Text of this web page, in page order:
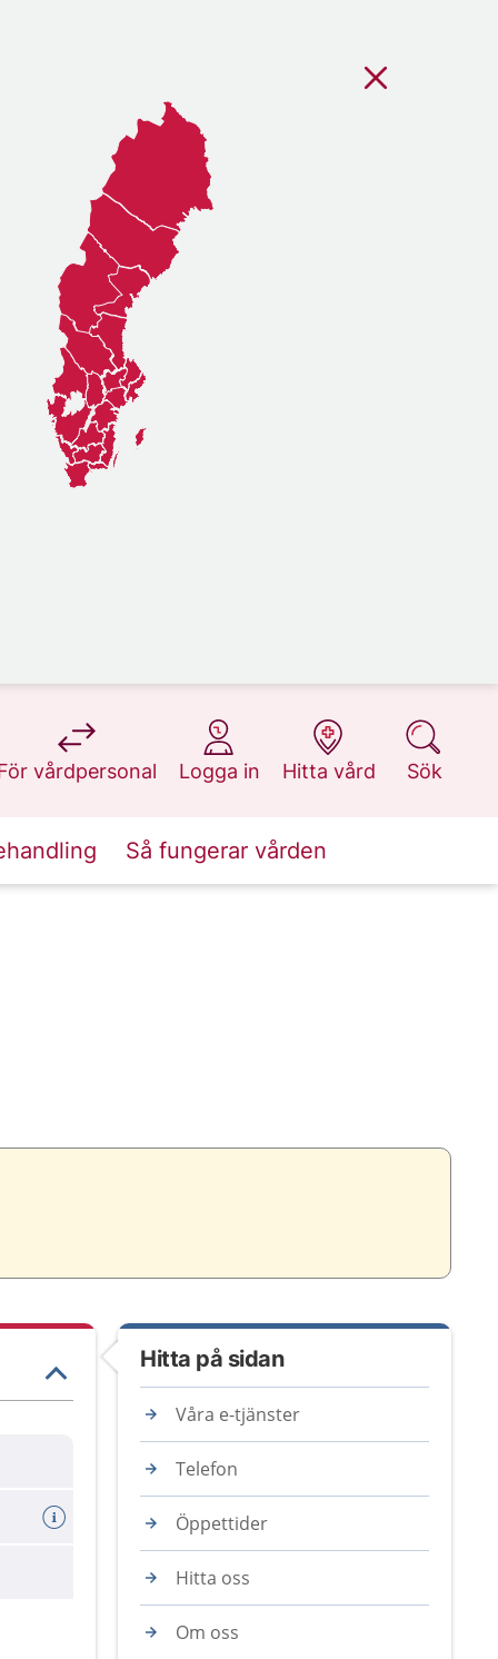
vårdpersonal
på 1177.se
Logga in
på 1177.se
Hitta vård
på 1177.se
Sök
på 1177.se
Så fungerar vården
Hitta på sidan
Våra e-tjänster
Telefon
Öppettider
Hitta oss
Om oss